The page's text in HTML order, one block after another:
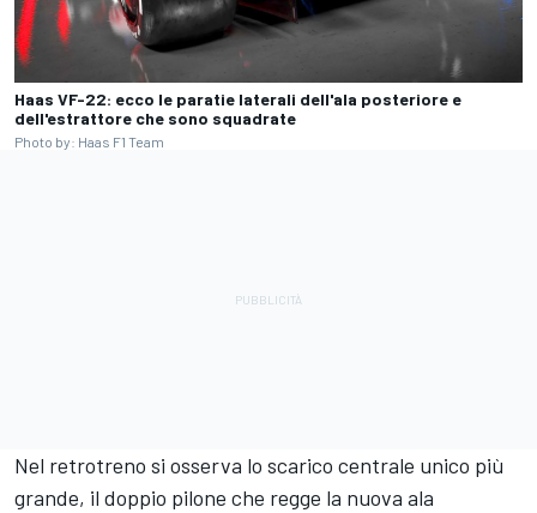
Haas VF-22: ecco le paratie laterali dell'ala posteriore e
dell'estrattore che sono squadrate
Photo by: Haas F1 Team
Nel retrotreno si osserva lo scarico centrale unico più
grande, il doppio pilone che regge la nuova ala